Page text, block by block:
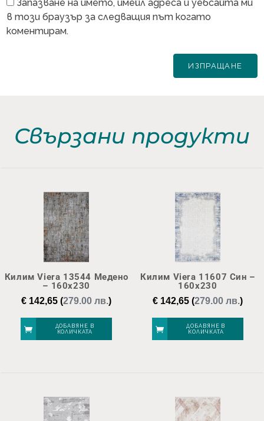
Запазване на името, имейл адреса и уебсайта ми
в този браузър за следващия път когато
коментирам.
Свързани продукти
Килим Viera 13544 Медено
– 160х230
€ 142,65 (279.00 лв.)
ДОБАВЯНЕ В
КОЛИЧКАТА
Килим Viera 11607 Син –
160х230
€142,65(279.00 лв.)
ДОБАВЯНЕ В
КОЛИЧКАТА